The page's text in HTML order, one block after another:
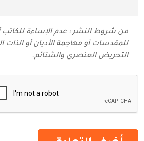
من شروط النشر : عدم الإساءة
للمقدسات أو مهاجمة الأديان أو الذات
التحريض العنصري والشتائم‬.